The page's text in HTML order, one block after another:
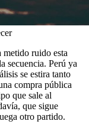
metido ruido esta
secuencia. Perú ya
se estira tanto
compra pública
que sale al
que sigue
otro partido.